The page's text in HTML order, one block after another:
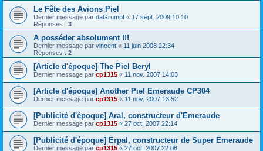
Le Fête des Avions Piel
Dernier message par daGrumpf « 17 sept. 2009 10:10
Réponses : 3
A posséder absolument !!!
Dernier message par vincent « 11 juin 2008 22:34
Réponses : 2
[Article d'époque] The Piel Beryl
Dernier message par cp1315 « 11 nov. 2007 14:03
[Article d'époque] Another Piel Emeraude CP304
Dernier message par cp1315 « 11 nov. 2007 13:52
[Publicité d'époque] Aral, constructeur d'Emeraude
Dernier message par cp1315 « 27 oct. 2007 22:14
[Publicité d'époque] Erpal, constructeur de Super Emeraude
Dernier message par cp1315 « 27 oct. 2007 22:08